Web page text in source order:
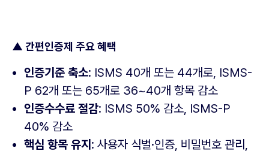
▲ 간편인증제 주요 혜택
인증기준 축소: ISMS 40개 또는 44개로, ISMS-
P 62개 또는 65개로 36~40개 항목 감소
인증수수료 절감: ISMS 50% 감소, ISMS-P
40% 감소
핵심 항목 유지 : 사용자 식별·인증, 비밀번호 관리,